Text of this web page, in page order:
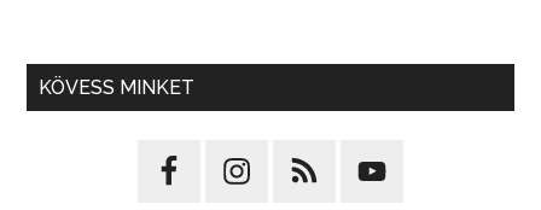
KÖVESS MINKET